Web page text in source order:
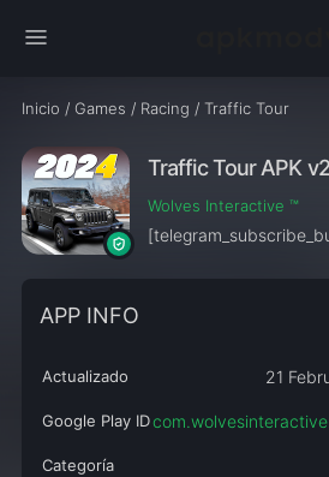
menu
Inicio / Games / Racing / Traffic Tour
Traffic Tour APK
Wolves Interactive ™️
APP INFO
Actualizado 21
Google Play ID
Categoría